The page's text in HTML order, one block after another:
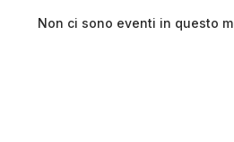
Non ci sono eventi in questo